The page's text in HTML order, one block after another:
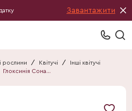
Завантажити
рослини / Квітучі /
Інші квітучі
Глоксинія Соната мікс